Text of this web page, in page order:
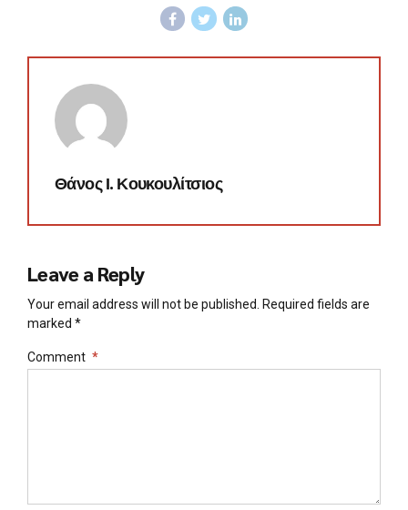
Θάνος Ι. Κουκουλίτσιος
Leave a Reply
Your email address will not be published. Required fields are
marked *
Comment *